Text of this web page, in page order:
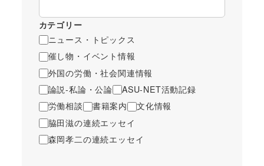
カテゴリー
ニュース・トピックス
催し物・イベント情報
外国の労働・社会関連情報
論説-私論・公論
ASU-NET活動記録
労働相談
書籍案内
文化情報
脇田滋の連続エッセイ
森岡孝二の連続エッセイ